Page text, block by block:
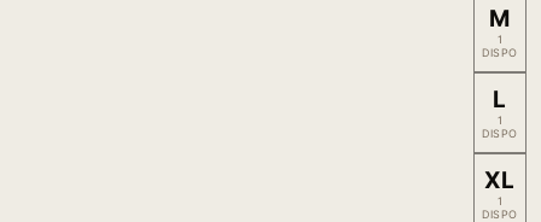
M
1
DISPO
L
1
DISPO
XL
1
DISPO